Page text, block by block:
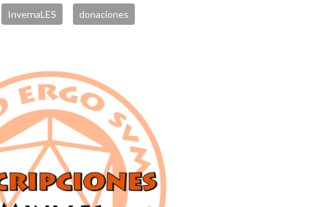
InvernaLES donaciones